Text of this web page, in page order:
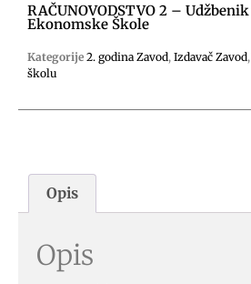
RAČUNOVODSTVO 2 –
Ekonomske Škole
Kategorije 2. godina Zavod, Izdavač Zavod,
školu
Opis
Opis